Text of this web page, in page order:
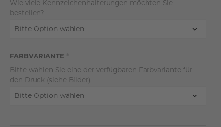
Wie viele Kennzeichenhalterungen möchten Sie
bestellen?
FARBVARIANTE
Bitte wählen Sie eine der verfügbaren Farbvariante für
den Druck (siehe Bilder).